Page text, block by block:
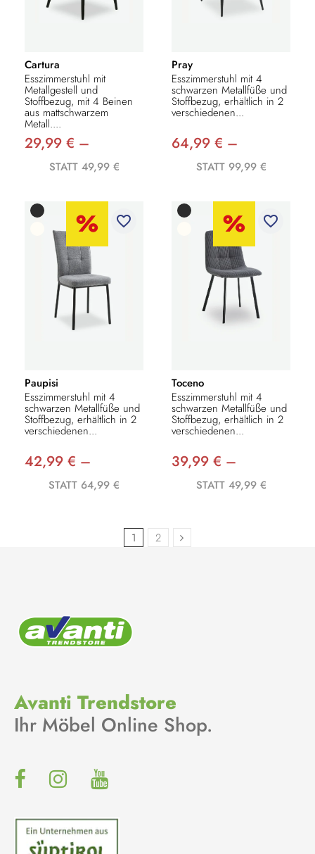
Cartura
Esszimmerstuhl mit
Metallgestell und
Stoffbezug, mit 4 Beinen
aus mattschwarzem
Metall....
29,99 € –
STATT 49,99 €
Pray
Esszimmerstuhl mit 4
schwarzen Metallfüße und
Stoffbezug, erhältlich in 2
verschiedenen...
64,99 € –
STATT 99,99 €
favorite_border
Paupisi
Esszimmerstuhl mit 4
schwarzen Metallfüße und
Stoffbezug, erhältlich in 2
verschiedenen...
42,99 € –
STATT 64,99 €
favorite_border
Toceno
Esszimmerstuhl mit 4
schwarzen Metallfüße und
Stoffbezug, erhältlich in 2
verschiedenen...
39,99 € –
STATT 49,99 €
1 2
Avanti Trendstore
Ihr Möbel Online Shop.